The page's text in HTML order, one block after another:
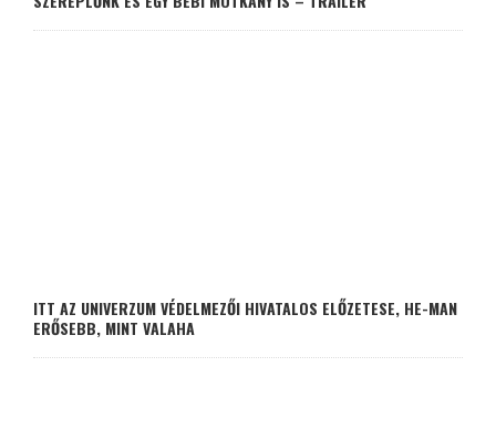
ITT AZ UNIVERZUM VÉDELMEZŐI HIVATALOS ELŐZETESE, HE-MAN
ERŐSEBB, MINT VALAHA